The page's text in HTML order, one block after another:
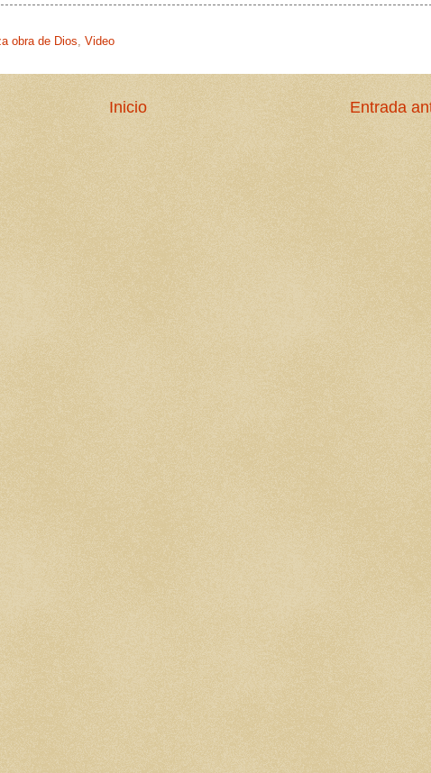
obra de Dios Video
Entrada
Inicio